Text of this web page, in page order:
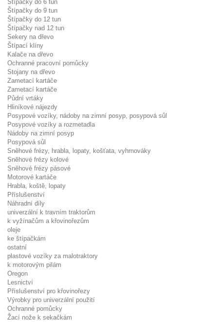
Štípačky do 6 tun
Štípačky do 9 tun
Štípačky do 12 tun
Štípačky nad 12 tun
Sekery na dřevo
Štípací klíny
Kalače na dřevo
Ochranné pracovní pomůcky
Stojany na dřevo
Zametací kartáče
Zametací kartáče
Půdní vrtáky
Hliníkové nájezdy
Posypové vozíky, nádoby na zimní posyp, posypová sůl
Posypové vozíky a rozmetadla
Nádoby na zimní posyp
Posypová sůl
Sněhové frézy, hrabla, lopaty, košťata, vyhrnováky
Sněhové frézy kolové
Sněhové frézy pásové
Motorové kartáče
Hrabla, koště, lopaty
Příslušenství
Náhradní díly
univerzální k travním traktorům
k vyžínačům a křovinořezům
oleje
ke štípačkám
ostatní
plastové vozíky za malotraktory
k motorovým pilám
Oregon
Lesnictví
Příslušenství pro křovinořezy
Výrobky pro univerzální použití
Ochranné pomůcky
Žací nože k sekačkám